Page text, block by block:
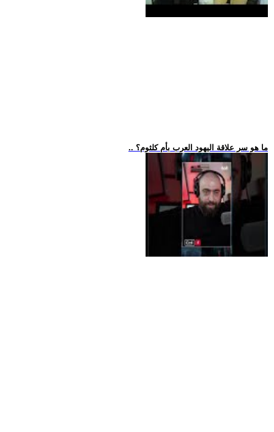
.. ما هو سر علاقة اليهود العرب بأم كلثوم؟